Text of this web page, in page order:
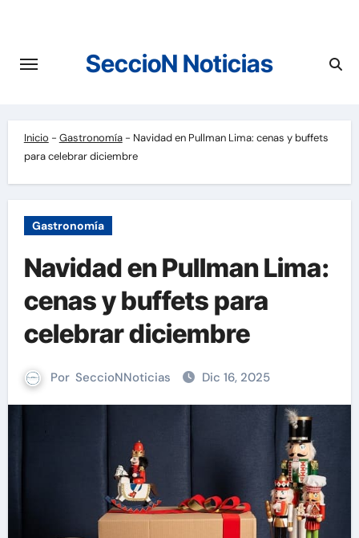
contenido
SeccioN Noticias
Inicio - Gastronomía- Navidad en Pullman Lima: cenas y buffets
para celebrar diciembre
Gastronomía
Navidad en Pullman Lima:
cenas y buffets para
celebrar diciembre
Por SeccioNNoticias Dic 16, 2025